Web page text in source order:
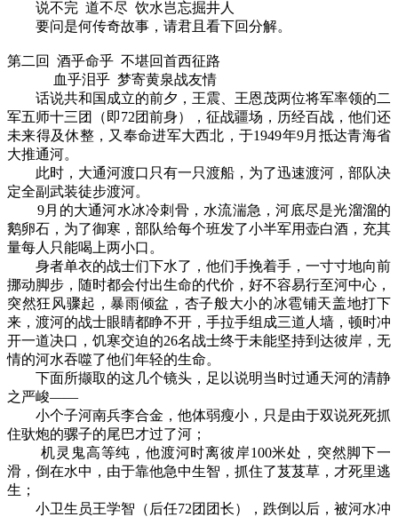
说不完 道不尽 饮水岂忘掘井人
要问是何传奇故事，请君且看下回分解。
第二回 酒乎命乎 不堪回首西征路
血乎泪乎 梦寄黄泉战友情
话说共和国成立的前夕，王震、王恩茂两位将军率领的二
军五师十三团（即72团前身），征战疆场，历经百战，他们还
未来得及休整，又奉命进军大西北，于1949年9月抵达青海省
大推通河。
此时，大通河渡口只有一只渡船，为了迅速渡河，部队决
定全副武装徒步渡河。
9月的大通河水冰冷刺骨，水流湍急，河底尽是光溜溜的
鹅卵石，为了御寒，部队给每个班发了小半军用壶白酒，充其
量每人只能喝上两小口。
身者单衣的战士们下水了，他们手挽着手，一寸寸地向前
挪动脚步，随时都会付出生命的代价，好不容易行至河中心，
突然狂风骤起，暴雨倾盆，杏子般大小的冰雹铺天盖地打下
来，渡河的战士眼睛都睁不开，手拉手组成三道人墙，顿时冲
开一道决口，饥寒交迫的26名战士终于未能坚持到达彼岸，无
情的河水吞噬了他们年轻的生命。
下面所撷取的这几个镜头，足以说明当时过通天河的清静
之严峻——
小个子河南兵李合金，他体弱瘦小，只是由于双说死死抓
住驮炮的骡子的尾巴才过了河；
机灵鬼高等纯，他渡河时离彼岸100米处，突然脚下一
滑，倒在水中，由于靠他急中生智，抓住了芨芨草，才死里逃
生；
小卫生员王学智（后任72团团长），跌倒以后，被河水冲